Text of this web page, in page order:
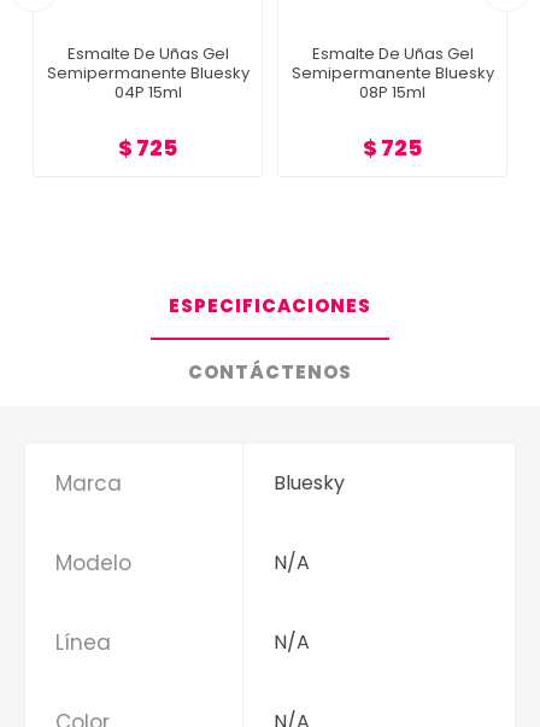
Esmalte De Uñas Gel
Semipermanente Bluesky
04P 15ml
$ 725
Esmalte De Uñas Gel
Semipermanente Bluesky
08P 15ml
$ 725
ESPECIFICACIONES
CONTÁCTENOS
Marca Bluesky
Modelo N/A
Línea N/A